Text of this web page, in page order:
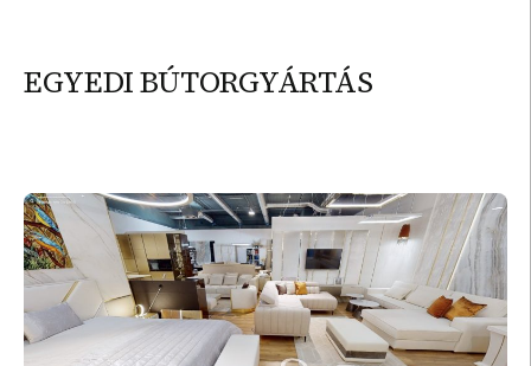
EGYEDI BÚTORGYÁRTÁS